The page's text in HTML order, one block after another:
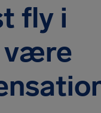
fly i
være